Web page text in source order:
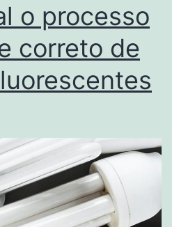
o processo
correto de